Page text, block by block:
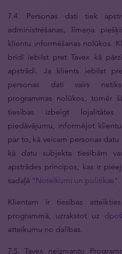
7.4. Personas dati tiek
administrēšanas, līmeņa
klientu informēšanas nolūkos.
brīdī iebilst pret Tavex kā
apstrādi. Ja klients iebilst
personas dati vairs
programmas nolūkos, tomēr
tiesības izbeigt lojalitātes
piedāvājumu, informējot
par to, kā veicam personas
kā datu subjekta tiesībām
apstrādes principos, kas ir
sadaļā “Noteikumi un politikas”.
Klientam ir tiesības
programmā, uzrakstot uz
atteikumu no dalības.
7.5. Tavex neizmanto